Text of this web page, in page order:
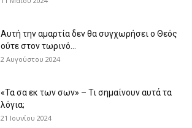
Αυτή την αμαρτία δεν θα συγχωρήσει ο Θεός
ούτε στον τωρινό...
2 Αυγούστου 2024
«Τα σα εκ των σων» – Τι σημαίνουν αυτά τα
λόγια;
21 Ιουνίου 2024